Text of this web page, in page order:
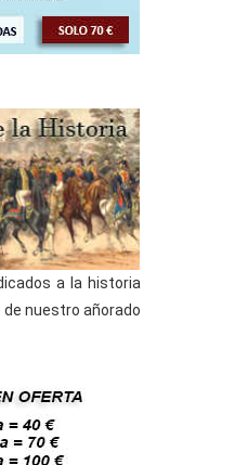
a la historia
nuestro añorado